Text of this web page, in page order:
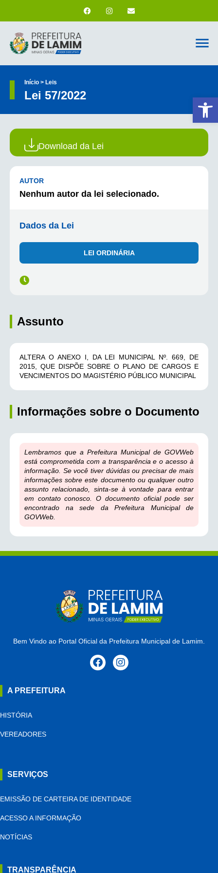
Início > Leis
Lei 57/2022
Download da Lei
AUTOR
Nenhum autor da lei selecionado.
Dados da Lei
LEI ORDINÁRIA
Assunto
ALTERA O ANEXO I, DA LEI MUNICIPAL Nº. 669, DE
2015, QUE DISPÕE SOBRE O PLANO DE CARGOS E
VENCIMENTOS DO MAGISTÉRIO PÚBLICO MUNICIPAL
Informações sobre o Documento
Lembramos que a Prefeitura Municipal de GOVWeb
está comprometida com a transparência e o acesso à
informação. Se você tiver dúvidas ou precisar de mais
informações sobre este documento ou qualquer outro
assunto relacionado, sinta-se à vontade para entrar
em contato conosco. O documento oficial pode ser
encontrado na sede da Prefeitura Municipal de
GOVWeb.
Bem Vindo ao Portal Oficial da Prefeitura Municipal de Lamim.
A PREFEITURA
HISTÓRIA
VEREADORES
SERVIÇOS
EMISSÃO DE CARTEIRA DE IDENTIDADE
ACESSO A INFORMAÇÃO
NOTÍCIAS
TRANSPARÊNCIA